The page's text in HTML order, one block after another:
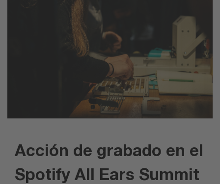
Acción de grabado en el
Spotify All Ears Summit